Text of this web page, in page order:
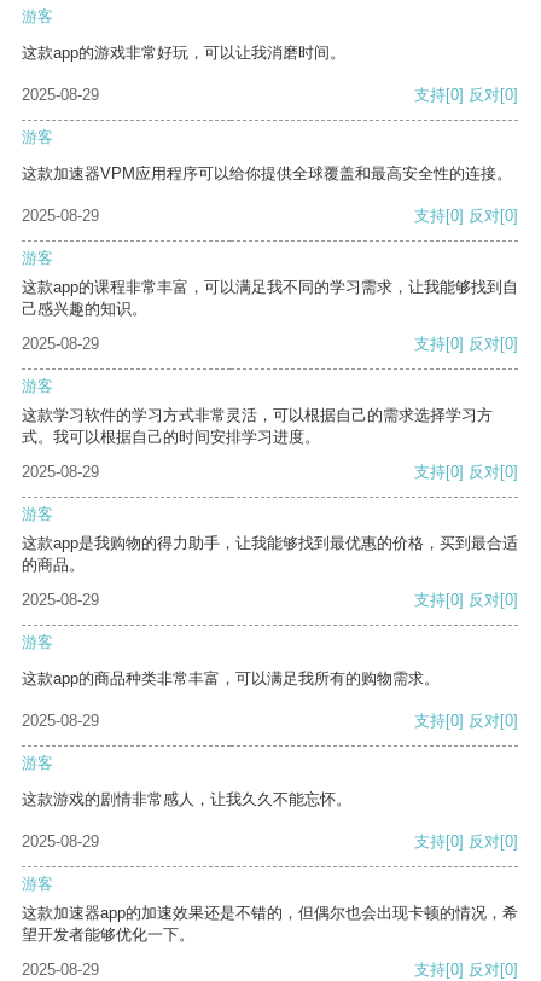
游客
这款app的游戏非常好玩，可以让我消磨时间。
2025-08-29 支持[0] 反对[0]
游客
这款加速器VPM应用程序可以给你提供全球覆盖和最高安全性的连接。
2025-08-29 支持[0] 反对[0]
游客
这款app的课程非常丰富，可以满足我不同的学习需求，让我能够找到自
己感兴趣的知识。
2025-08-29
支持[0] 反对[0]
游客
这款学习软件的学习方式非常灵活，可以根据自己的需求选择学习方
式。我可以根据自己的时间安排学习进度。
2025-08-29
支持[0] 反对[0]
游客
这款app是我购物的得力助手，让我能够找到最优惠的价格，买到最合适
的商品。
2025-08-29
支持[0] 反对[0]
游客
这款app的商品种类非常丰富，可以满足我所有的购物需求。
2025-08-29 支持[0] 反对[0]
游客
这款游戏的剧情非常感人，让我久久不能忘怀。
2025-08-29 支持[0] 反对[0]
游客
这款加速器app的加速效果还是不错的，但偶尔也会出现卡顿的情况，希
望开发者能够优化一下。
2025-08-29
支持[0] 反对[0]